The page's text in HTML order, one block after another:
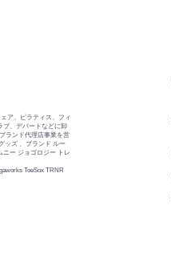
ア、ピラティス、フィ
ブ、デパートなどに卸
ランド代理店事業を営
ッズ 、ブランド ルー
ニー ジョゴロジー トレ
ToeSox TRNR